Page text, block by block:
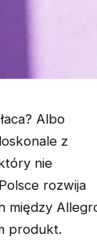
Albo
z
nie
rozwija
między
produkt.